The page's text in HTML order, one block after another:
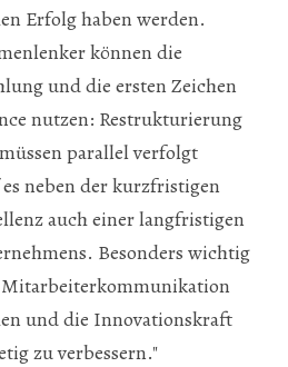
Erfolg haben werden.
können die
und die ersten Zeichen
nutzen: Restrukturierung
parallel verfolgt
neben der kurzfristigen
auch einer langfristigen
Besonders wichtig
Mitarbeiterkommunikation
und die Innovationskraft
zu verbessern."